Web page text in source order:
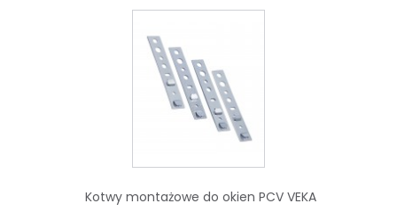
Kotwy montażowe do okien PCV VEKA